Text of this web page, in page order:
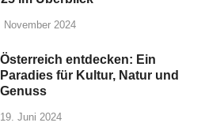
November 2024
Österreich entdecken: Ein
Paradies für Kultur, Natur und
Genuss
19. Juni 2024